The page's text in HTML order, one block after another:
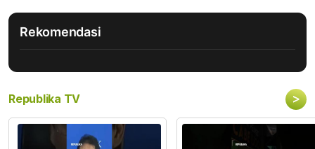
Rekomendasi
Republika TV >